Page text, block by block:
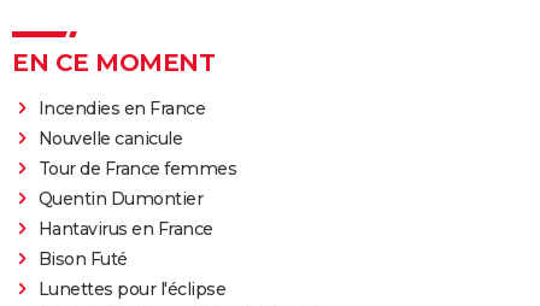
EN CE MOMENT
Incendies en France
Nouvelle canicule
Tour de France femmes
Quentin Dumontier
Hantavirus en France
Bison Futé
Lunettes pour l'éclipse